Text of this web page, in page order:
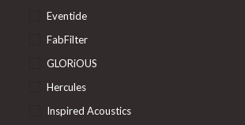
Eventide
FabFilter
GLORiOUS
Hercules
Inspired Acoustics